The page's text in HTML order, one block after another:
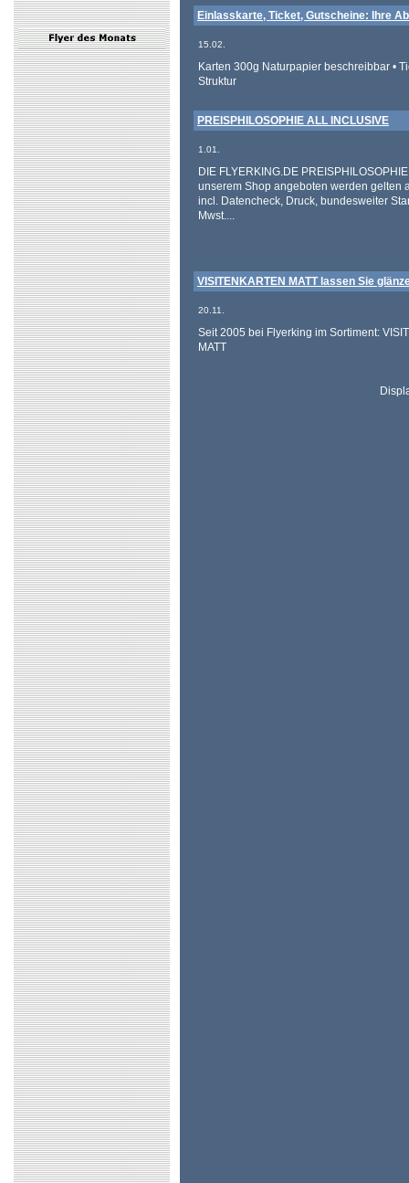
Einlasskarte, Ticket, Gutscheine: Ihre
15.02.
Karten 300g Naturpapier beschreibbar •
Struktur
PREISPHILOSOPHIE ALL INCLUSIVE
1.01.
DIE FLYERKING.DE
unserem Shop angeboten werden gelten
incl. Datencheck, Druck, bundesweiter
Mwst....
VISITENKARTEN MATT lassen Sie
20.11.
Seit 2005 bei Flyerking im Sortiment:
MATT